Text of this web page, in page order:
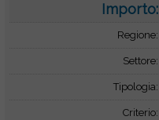
Importo:
Regione:
Settore:
Tipologia:
Criterio: